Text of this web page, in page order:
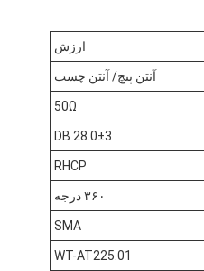
ارزش
آنتن پیچ/ آنتن چسب
50Ω
28.0±3 DB
RHCP
۳۶۰ درجه
SMA
WT-AT225.01